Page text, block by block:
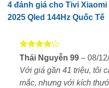
Thiết kế đẳng cấp –
TV được thiết kế với
4 đánh giá cho Tivi Xiaomi
2025 Qled 144Hz Quốc Tế
Được
xếp hạng
45 sao
Thái Nguyễn 99 – 08/
Với giá gần 41 triệu, tôi
mắc, nhưng với kích